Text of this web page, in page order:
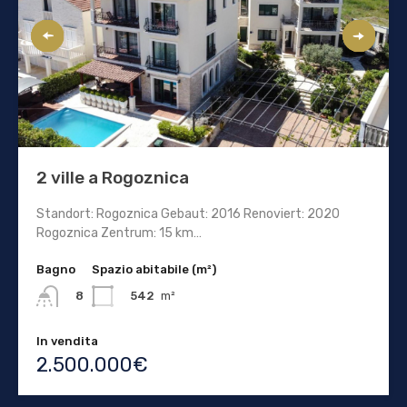
2 ville a Rogoznica
Standort: Rogoznica Gebaut: 2016 Renoviert: 2020
Rogoznica Zentrum: 15 km…
Bagno
8
Spazio abitabile (m²)
542 m²
In vendita
2.500.000€